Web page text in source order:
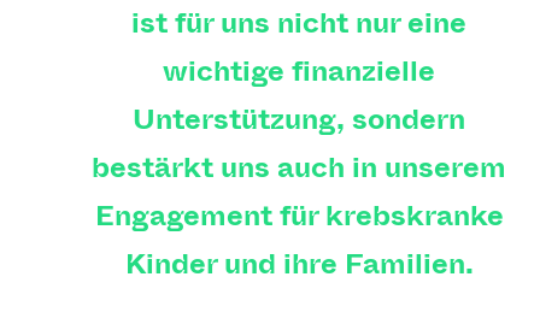
ist für uns nicht nur eine
wichtige finanzielle
Unterstützung, sondern
bestärkt uns auch in unserem
Engagement für krebskranke
Kinder und ihre Familien.